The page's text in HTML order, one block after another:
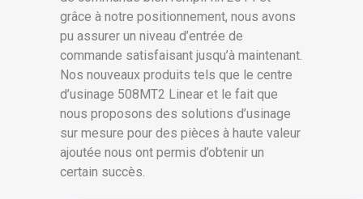
grâce à notre positionnement, nous avons
pu assurer un niveau d’entrée de
commande satisfaisant jusqu’à maintenant.
Nos nouveaux produits tels que le centre
d’usinage 508MT2 Linear et le fait que
nous proposons des solutions d’usinage
sur mesure pour des pièces à haute valeur
ajoutée nous ont permis d’obtenir un
certain succès.